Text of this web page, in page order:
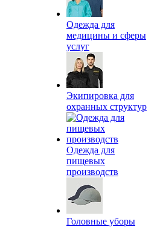
Одежда для
медицины и сферы
услуг
Экипировка для
охранных структур
Одежда для
пищевых
производств
Головные уборы